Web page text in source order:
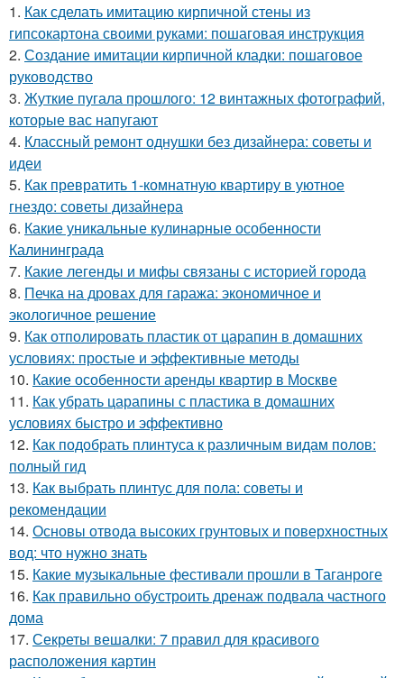
1. Как сделать имитацию кирпичной стены из
гипсокартона своими руками: пошаговая инструкция
2. Создание имитации кирпичной кладки: пошаговое
руководство
3. Жуткие пугала прошлого: 12 винтажных фотографий,
которые вас напугают
4. Классный ремонт однушки без дизайнера: советы и
идеи
5. Как превратить 1-комнатную квартиру в уютное
гнездо: советы дизайнера
6. Какие уникальные кулинарные особенности
Калининграда
7. Какие легенды и мифы связаны с историей города
8. Печка на дровах для гаража: экономичное и
экологичное решение
9. Как отполировать пластик от царапин в домашних
условиях: простые и эффективные методы
10. Какие особенности аренды квартир в Москве
11. Как убрать царапины с пластика в домашних
условиях быстро и эффективно
12. Как подобрать плинтуса к различным видам полов:
полный гид
13. Как выбрать плинтус для пола: советы и
рекомендации
14. Основы отвода высоких грунтовых и поверхностных
вод: что нужно знать
15. Какие музыкальные фестивали прошли в Таганроге
16. Как правильно обустроить дренаж подвала частного
дома
17. Секреты вешалки: 7 правил для красивого
расположения картин